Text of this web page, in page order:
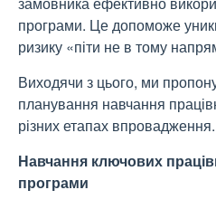
програми. Це допоможе
ризику «піти не в тому
Виходячи з цього, ми
планування навчання
різних етапах впровадження.
Навчання ключових
програми